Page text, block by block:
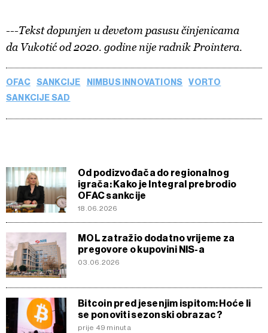
---Tekst dopunjen u devetom pasusu činjenicama
da Vukotić od 2020. godine nije radnik Prointera.
OFAC SANKCIJE NIMBUS INNOVATIONS
VORTO
SANKCIJE SAD
Od podizvođača do regionalnog
igrača: Kako je Integral prebrodio
OFAC sankcije
18.06.2026
MOL zatražio dodatno vrijeme za
pregovore o kupovini NIS-a
03.06.2026
Bitcoin pred jesenjim ispitom: Hoće li
se ponoviti sezonski obrazac?
prije 49 minuta